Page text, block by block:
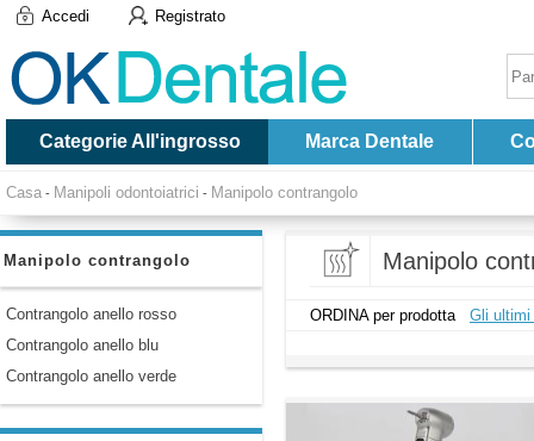
Accedi Registrato
Categorie All'ingrosso Marca Dentale
Casa - Manipoli odontoiatrici - Manipolo contrangolo
Manipolo contrangolo
Contrangolo anello rosso
Contrangolo anello blu
Contrangolo anello verde
Manipolo
ORDINA per prodotta Gli ultimi